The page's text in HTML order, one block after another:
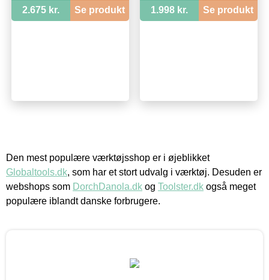
2.675 kr.
Se produkt
1.998 kr.
Se produkt
Den mest populære værktøjsshop er i øjeblikket
Globaltools.dk, som har et stort udvalg i værktøj. Desuden er
webshops som DorchDanola.dk og Toolster.dk også meget
populære iblandt danske forbrugere.